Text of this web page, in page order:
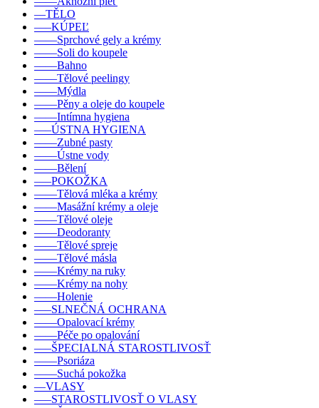
––TĚLO
–––KÚPEĽ
––––Sprchové gely a krémy
––––Soli do koupele
––––Bahno
––––Tělové peelingy
––––Mýdla
––––Pěny a oleje do koupele
––––Intímna hygiena
–––ÚSTNA HYGIENA
––––Zubné pasty
––––Ústne vody
––––Bělení
–––POKOŽKA
––––Tělová mléka a krémy
––––Masážní krémy a oleje
––––Tělové oleje
––––Deodoranty
––––Tělové spreje
––––Tělové másla
––––Krémy na ruky
––––Krémy na nohy
––––Holenie
–––SLNEČNÁ OCHRANA
––––Opalovací krémy
––––Péče po opalování
–––ŠPECIALNÁ STAROSTLIVOSŤ
––––Psoriáza
––––Suchá pokožka
––VLASY
–––STAROSTLIVOSŤ O VLASY